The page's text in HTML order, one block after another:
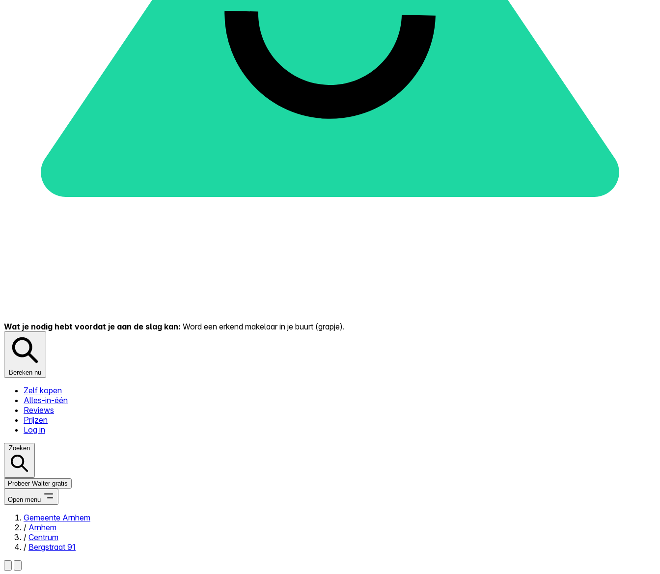
Wat je nodig hebt voordat je aan de slag kan: Word een erkend makelaar in je buurt (grapje).
Bereken nu
Zelf kopen
Alles-in-één
Reviews
Prijzen
Log in
Zoeken
Probeer Walter gratis
Open menu
Close menu
Gemeente Arnhem
/ Arnhem
/ Centrum
/ Bergstraat 91